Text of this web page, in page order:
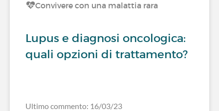
Convivere con una malattia rara
Lupus e diagnosi oncologica:
quali opzioni di trattamento?
Ultimo commento: 16/03/23